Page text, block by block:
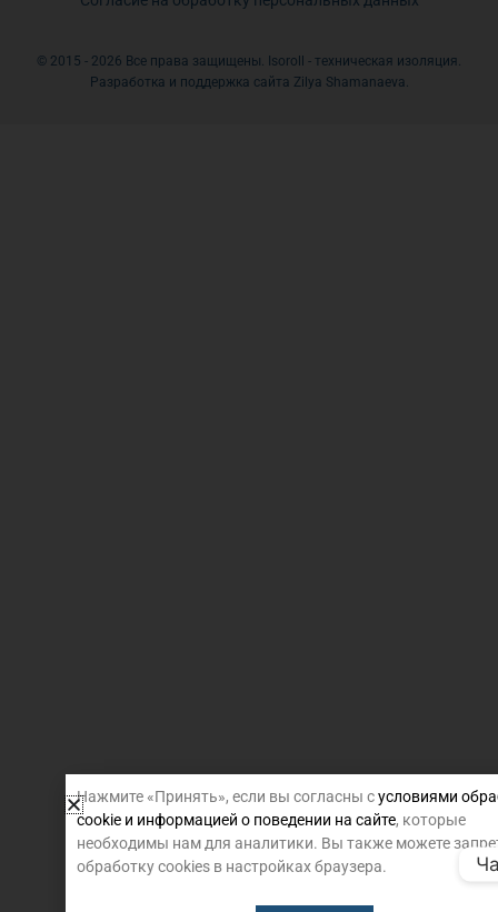
© 2015 - 2026 Все права защищены. Isoroll - техническая изоляция.
Разработка и поддержка сайта Zilya Shamanaeva.
Нажмите «Принять», если вы согласны сусловиями
cookie и информацией о поведении на сайте, которые
необходимы нам для аналитики. Вы также можете
обработку cookies в настройках браузера.